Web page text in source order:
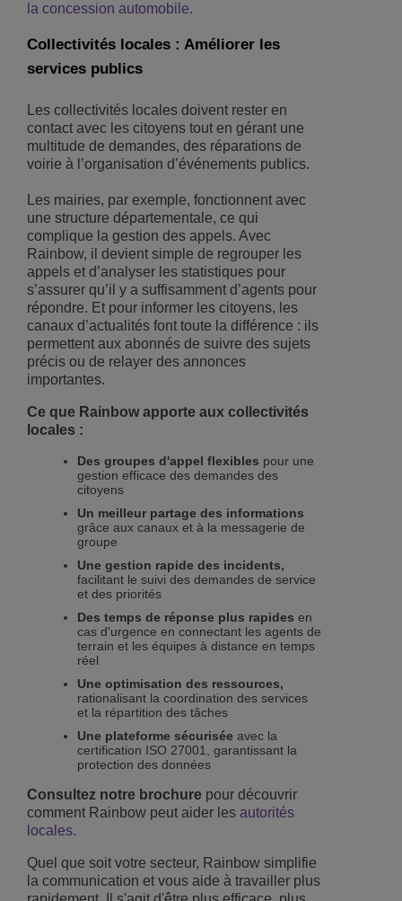
la concession automobile.
Collectivités locales : Améliorer les
services publics
Les collectivités locales doivent rester en
contact avec les citoyens tout en gérant une
multitude de demandes, des réparations de
voirie à l’organisation d’événements publics.
Les mairies, par exemple, fonctionnent avec
une structure départementale, ce qui
complique la gestion des appels. Avec
Rainbow, il devient simple de regrouper les
appels et d’analyser les statistiques pour
s’assurer qu’il y a suffisamment d’agents pour
répondre. Et pour informer les citoyens, les
canaux d’actualités font toute la différence : ils
permettent aux abonnés de suivre des sujets
précis ou de relayer des annonces
importantes.
Ce que Rainbow apporte aux collectivités
locales :
Des groupes d'appel flexibles pour une
gestion efficace des demandes des
citoyens
Un meilleur partage des informations
grâce aux canaux et à la messagerie de
groupe
Une gestion rapide des incidents,
facilitant le suivi des demandes de service
et des priorités
Des temps de réponse plus rapides en
cas d'urgence en connectant les agents de
terrain et les équipes à distance en temps
réel
Une optimisation des ressources,
rationalisant la coordination des services
et la répartition des tâches
Une plateforme sécurisée avec la
certification ISO 27001, garantissant la
protection des données
Consultez notre brochure pour découvrir
comment Rainbow peut aider les autorités
locales.
Quel que soit votre secteur, Rainbow simplifie
la communication et vous aide à travailler plus